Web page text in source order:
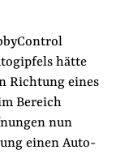
hätte
Richtung eines
Bereich
nun
einen Auto-